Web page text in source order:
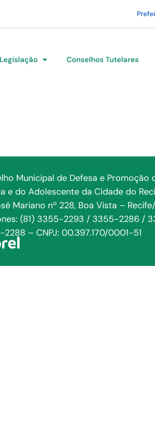
Legislação Conselhos Tutelares
Municipal de Defesa e Promoção
e do Adolescente da Cidade do
Mariano nº 228, Boa Vista –
(81) 3355-2293 / 3355-2286 /
– CNPJ: 00.397.170/0001-51